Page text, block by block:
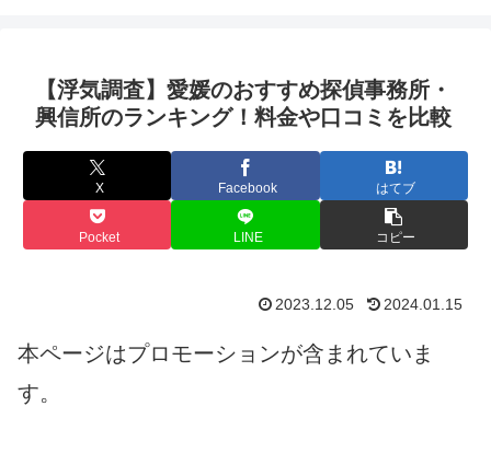
【浮気調査】愛媛のおすすめ探偵事務所・
興信所のランキング！料金や口コミを比較
X Facebook はてブ
Pocket LINE コピー
2023.12.05 2024.01.15
本ページはプロモーションが含まれていま
す。